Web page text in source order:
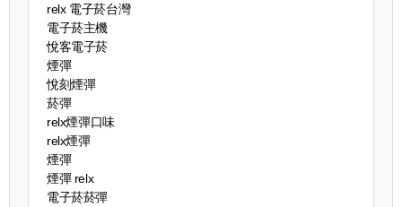
relx 電子菸台灣
電子菸主機
悅客電子菸
煙彈
悅刻煙彈
菸彈
relx煙彈口味
relx煙彈
煙彈
煙彈 relx
電子菸菸彈